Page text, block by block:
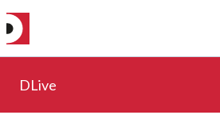
DLive